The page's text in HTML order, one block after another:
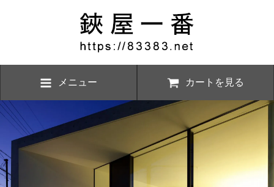
メニュー カートを見る